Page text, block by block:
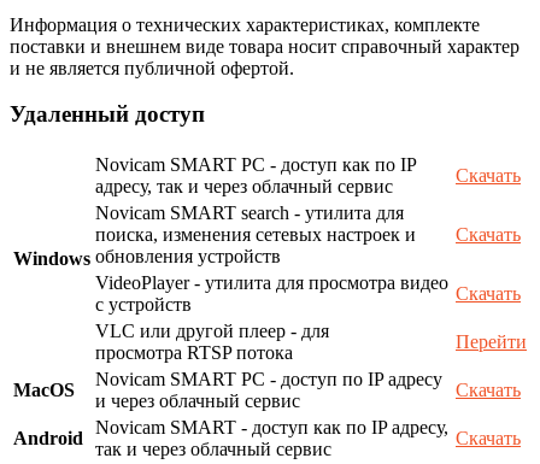
Информация о технических характеристиках, комплекте
поставки и внешнем виде товара носит справочный характер
и не является публичной офертой.
Удаленный доступ
Windows
Novicam SMART PC - доступ как по IP
адресу, так и через облачный сервис
Скачать
Novicam SMART search - утилита для
поиска, изменения сетевых настроек и
обновления устройств
Скачать
VideoPlayer - утилита для просмотра видео
с устройств
Скачать
VLC или другой плеер - для
просмотра RTSP потока
Перейти
MacOS
Novicam SMART PC - доступ по IP адресу
и через облачный сервис
Скачать
Android
Novicam SMART - доступ как по IP адресу,
так и через облачный сервис
Скачать